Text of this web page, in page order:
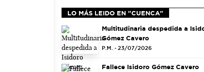
LO MÁS LEIDO EN "CUENCA"
Multitudinaria despedida a
Gómez Cavero
P.M. - 23/07/2026
Fallece Isidoro Gómez Cavero